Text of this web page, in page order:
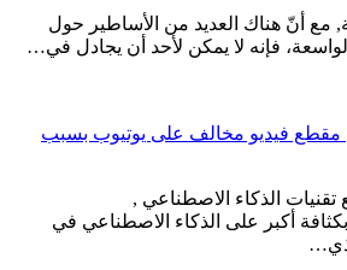
مع أنّ هناك العديد من الأساطير حول
فإنه لا يمكن لأحد أن يجادل في…
من 10 مليون مقطع فيديو مخالف على يوتيوب بسبب
الذكاء الاصطناعي ,
أكبر على الذكاء الاصطناعي في